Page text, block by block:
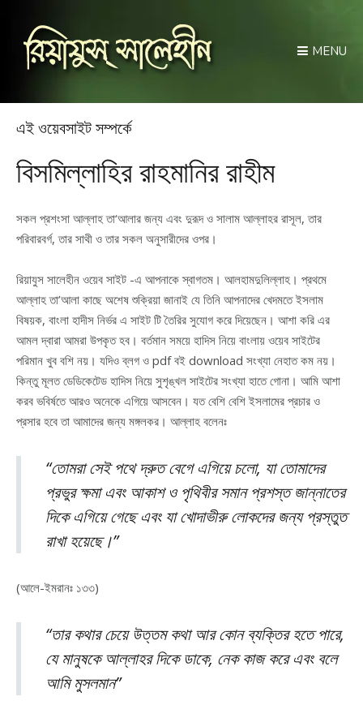
MENU
এই ওয়েবসাইট সম্পর্কে
বিসমিল্লাহির রাহমানির রাহীম
সকল প্রশংসা আল্লাহ তা‘আলার জন্য এবং দুরূদ ও সালাম আল্লাহর রাসূল, তার
পরিবারবর্গ, তার সাথী ও তার সকল অনুসারীদের ওপর।
রিয়াযুস সালেহীন ওয়েব সাইট -এ আপনাকে স্বাগতম। আলহামদুলিল্লাহ। প্রথমে
আল্লাহ তা’আলা কাছে অশেষ শুক্রিয়া জানাই যে তিনি আপনাদের খেদমতে ইসলাম
বিষয়ক, বাংলা হাদীস নির্ভর এ সাইট টি তৈরির সুযোগ করে দিয়েছেন। আশা করি এর
আমল দ্বারা আমরা উপকৃত হব। বর্তমান সময়ে হাদিস নিয়ে বাংলায় ওয়েব সাইটের
পরিমান খুব বশি নয়। যদিও ব্লগ ও pdf বই download সংখ্যা নেহাত কম নয়।
কিন্তু মূলত ডেডিকেটেড হাদিস নিয়ে সুশৃঙ্খল সাইটের সংখ্যা হাতে গোনা। আমি আশা
করব ভবির্ষতে আরও অনেকে এগিয়ে আসবেন। যত বেশি বেশি ইসলামের প্রচার ও
প্রসার হবে তা আমাদের জন্য মঙ্গলকর। আল্লাহ বলেনঃ
“তোমরা সেই পথে দ্রুত বেগে এগিয়ে চলো, যা তোমাদের
প্রভুর ক্ষমা এবং আকাশ ও পৃথিবীর সমান প্রশস্ত জান্নাতের
দিকে এগিয়ে গেছে এবং যা খোদাভীরু লোকদের জন্য প্রস্তুত
রাখা হয়েছে।”
(আলে-ইমরানঃ ১৩৩)
“তার কথার চেয়ে উত্তম কথা আর কোন ব্যক্তির হতে পারে,
যে মানুষকে আল্লাহর দিকে ডাকে, নেক কাজ করে এবং বলে
আমি মুসলমান”